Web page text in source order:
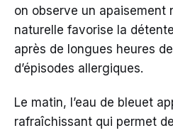
on observe un apaisement
naturelle favorise la
après de longues heures
d’épisodes allergiques.
Le matin, l’eau de bleuet
rafraîchissant qui permet